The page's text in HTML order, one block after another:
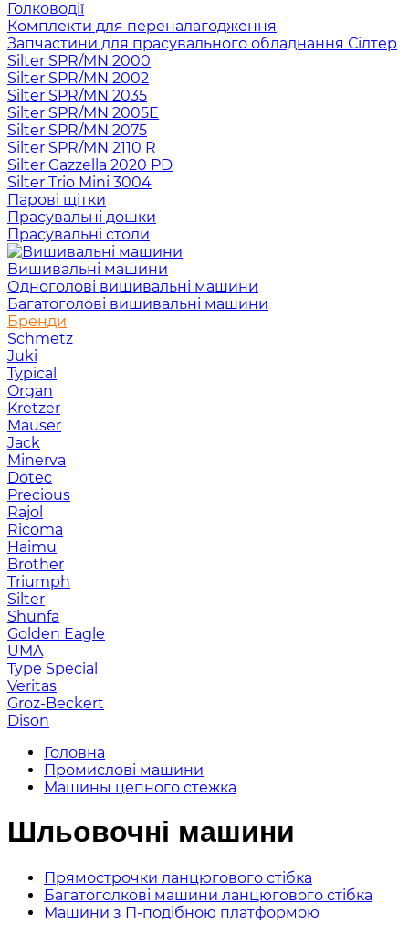
Голководії
Комплекти для переналагодження
Запчастини для прасувального обладнання Сілтер
Silter SPR/MN 2000
Silter SPR/MN 2002
Silter SPR/MN 2035
Silter SPR/MN 2005E
Silter SPR/MN 2075
Silter SPR/MN 2110 R
Silter Gazzella 2020 PD
Silter Trio Mini 3004
Парові щітки
Прасувальні дошки
Прасувальні столи
Вишивальні машини
Одноголові вишивальні машини
Багатоголові вишивальні машини
Бренди
Schmetz
Juki
Typical
Organ
Kretzer
Mauser
Jack
Minerva
Dotec
Precious
Rajol
Ricoma
Haimu
Brother
Triumph
Silter
Shunfa
Golden Eagle
UMA
Type Special
Veritas
Groz-Beckert
Dison
Головна
Промислові машини
Машины цепного стежка
Шльовочні машини
Прямострочки ланцюгового стібка
Багатоголкові машини ланцюгового стібка
Машини з П-подібною платформою